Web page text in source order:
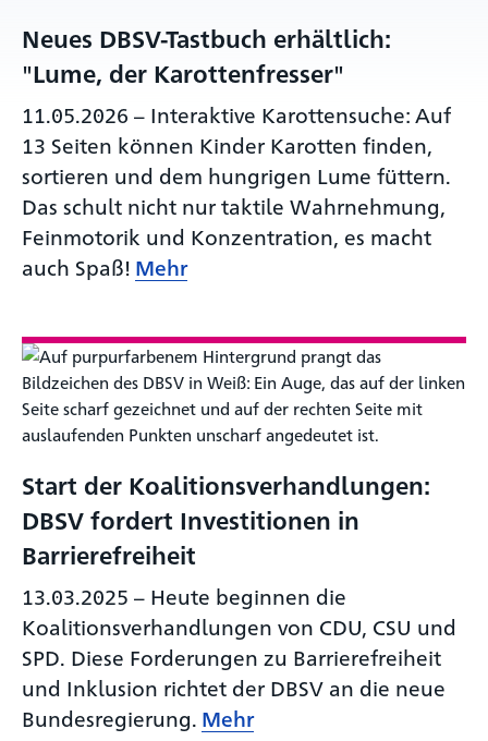
Neues DBSV-Tastbuch erhältlich:
"Lume, der Karottenfresser"
11.05.2026 – Interaktive Karottensuche: Auf
13 Seiten können Kinder Karotten finden,
sortieren und dem hungrigen Lume füttern.
Das schult nicht nur taktile Wahrnehmung,
Feinmotorik und Konzentration, es macht
auch Spaß! Mehr
Start der Koalitionsverhandlungen:
DBSV fordert Investitionen in
Barrierefreiheit
13.03.2025 – Heute beginnen die
Koalitionsverhandlungen von CDU, CSU und
SPD. Diese Forderungen zu Barrierefreiheit
und Inklusion richtet der DBSV an die neue
Bundesregierung. Mehr